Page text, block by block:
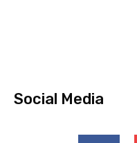
Social Media